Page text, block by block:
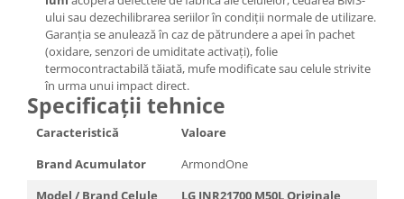
ului sau dezechilibrarea seriilor în condiții normale de utilizare.
Garanția se anulează în caz de pătrundere a apei în pachet
(oxidare, senzori de umiditate activați), folie
termocontractabilă tăiată, mufe modificate sau celule strivite
în urma unui impact direct.
Specificații tehnice
Caracteristică
Valoare
Brand Acumulator
ArmondOne
Model / Brand Celule
LG INR21700 M50L Originale